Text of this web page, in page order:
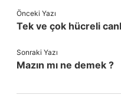
Önceki Yazı
Tek ve çok hücreli
Sonraki Yazı
Mazın mı ne demek ?